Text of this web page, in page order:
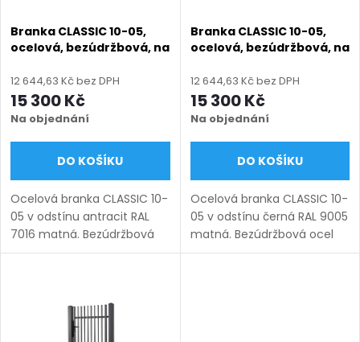
p
r
o
u
k
s
p
r
o
d
u
k
Branka CLASSIC 10-05,
ocelová, bezúdržbová, na
výška 1000–1750 mm),
antracit RAL 7016 matná
12 644,63 Kč bez DPH
15 300 Kč
Na objednání
DO KOŠÍKU
Ocelová branka CLASSIC 10-
05 v odstínu antracit RAL
7016 matná. Bezúdržbová
ocel (žárový zinek +
výška 1000–1750 mm),
montáž po...
Branka CLASSIC 10-05,
ocelová, bezúdržbová, na
výška 1000–1750 mm),
černá RAL 9005 matná
12 644,63 Kč bez DPH
15 300 Kč
Na objednání
DO KOŠÍKU
Ocelová branka CLASSIC 10-
05 v odstínu černá RAL 9005
matná. Bezúdržbová ocel
(žárový zinek + práškový